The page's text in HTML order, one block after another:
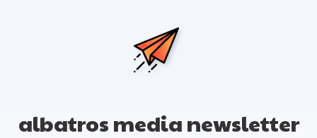
albatros media newsletter